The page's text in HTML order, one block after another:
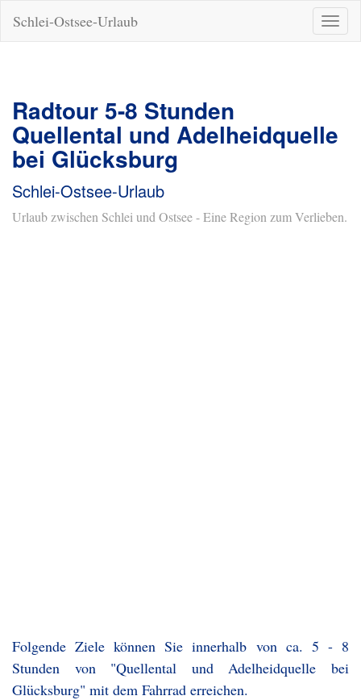
ein-/
Schlei-Ostsee-Urlaub
Radtour 5-8 Stunden
Quellental und Adelheidquelle
bei Glücksburg
Schlei-Ostsee-Urlaub
Urlaub zwischen Schlei und Ostsee - Eine Region zum Verlieben.
Folgende Ziele können Sie innerhalb von ca. 5 - 8
Stunden von "Quellental und Adelheidquelle bei
Glücksburg" mit dem Fahrrad erreichen.